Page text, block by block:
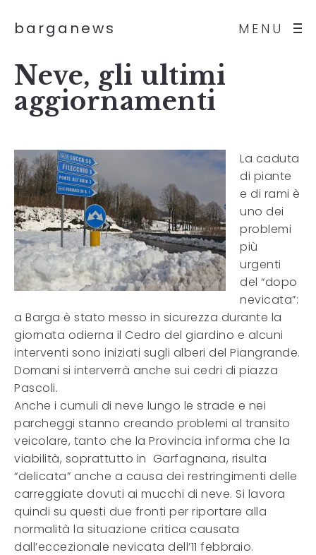
MENU
barganews
Neve, gli ultimi
aggiornamenti
La caduta
di piante
e di rami è
uno dei
problemi
più
urgenti
del “dopo
nevicata”:
a Barga è stato messo in sicurezza durante la
giornata odierna il Cedro del giardino e alcuni
interventi sono iniziati sugli alberi del Piangrande.
Domani si interverrà anche sui cedri di piazza
Pascoli.
Anche i cumuli di neve lungo le strade e nei
parcheggi stanno creando problemi al transito
veicolare, tanto che la Provincia informa che la
viabilità, soprattutto in Garfagnana, risulta
“delicata” anche a causa dei restringimenti delle
carreggiate dovuti ai mucchi di neve. Si lavora
quindi su questi due fronti per riportare alla
normalità la situazione critica causata
dall’eccezionale nevicata dell’11 febbraio.